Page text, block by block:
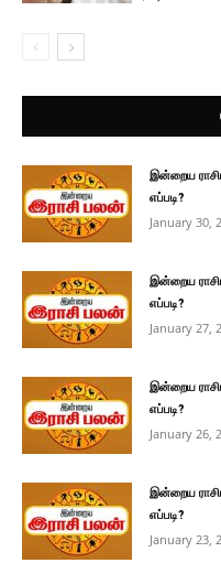
இன்றைய
எப்படி?
January 30,
இன்றைய
எப்படி?
January 27,
இன்றைய
எப்படி?
January 26,
இன்றைய
எப்படி?
January 23,